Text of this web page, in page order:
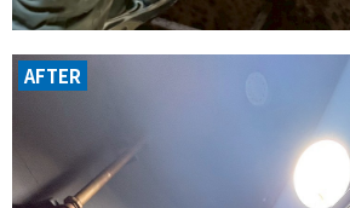
AFTER